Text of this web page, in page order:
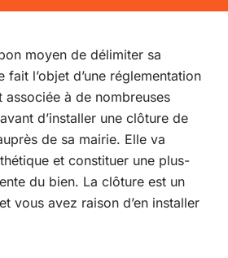
moyen de délimiter sa
l’objet d’une réglementation
associée à de nombreuses
d’installer une clôture de
de sa mairie. Elle va
et constituer une plus-
du bien. La clôture est un
vous avez raison d’en installer